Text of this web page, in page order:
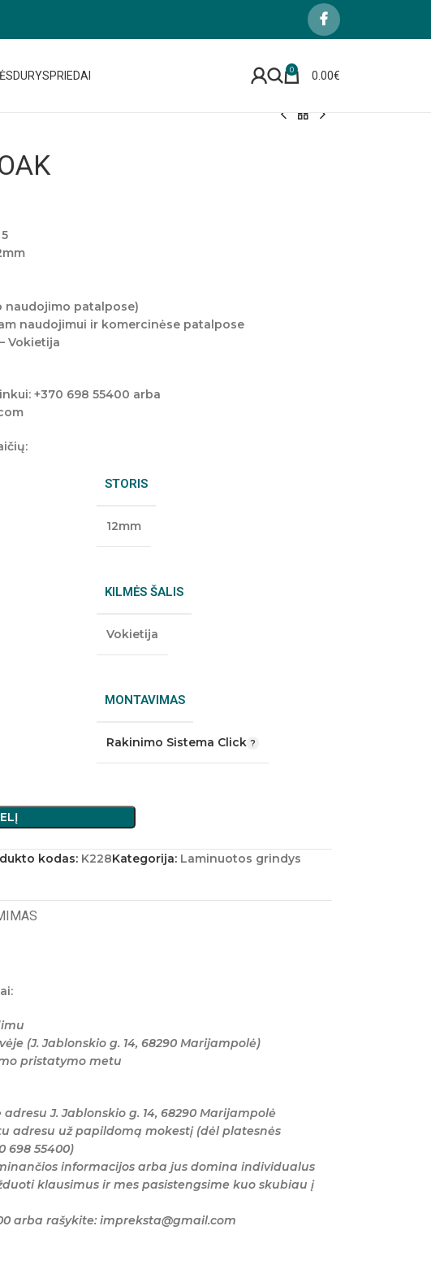
DURYSPRIEDAI 0 0.00€
naudojimo patalpose)
naudojimui ir komercinėse patalpose
Vokietija
+370 698 55400 arba
STORIS
12mm
KILMĖS ŠALIS
Vokietija
MONTAVIMAS
Rakinimo Sistema Click
kodas: K228Kategorija: Laminuotos grindys
(J. Jablonskio g. 14, 68290 Marijampolė)
pristatymo metu
J. Jablonskio g. 14, 68290 Marijampolė
adresu už papildomą mokestį (dėl platesnės
698 55400)
informacijos arba jus domina individualus
klausimus ir mes pasistengsime kuo skubiau į
arba rašykite: impreksta@gmail.com